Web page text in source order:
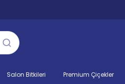
Salon Bitkileri Premium Çiçekler